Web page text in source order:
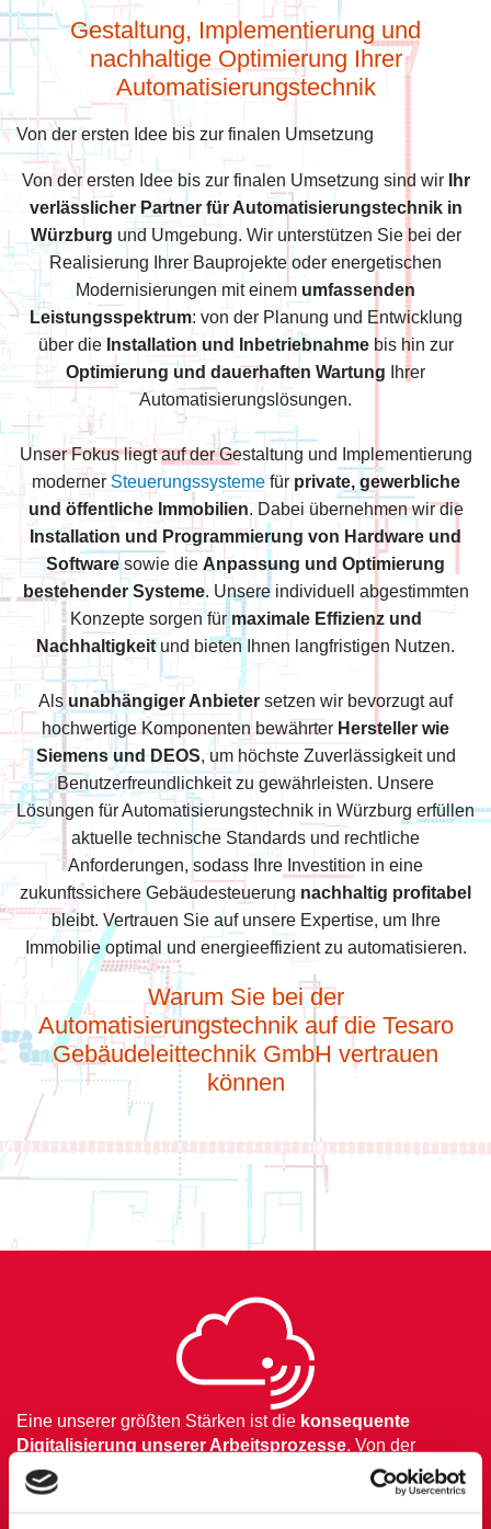
Gestaltung, Implementierung und
nachhaltige Optimierung Ihrer
Automatisierungstechnik
Von der ersten Idee bis zur finalen Umsetzung
Von der ersten Idee bis zur finalen Umsetzung sind wir
Ihr
verlässlicher Partner für Automatisierungstechnik in
Würzburg und Umgebung. Wir unterstützen Sie bei der
Realisierung Ihrer Bauprojekte oder energetischen
Modernisierungen mit einem umfassenden
Leistungsspektrum: von der Planung und Entwicklung
über die Installation und Inbetriebnahmebis hin zur
Optimierung und dauerhaften Wartung Ihrer
Automatisierungslösungen.
Unser Fokus liegt auf der Gestaltung und Implementierung
moderner Steuerungssystemefür private, gewerbliche
und öffentliche Immobilien. Dabei übernehmen wir die
Installation und Programmierung von Hardware und
Softwaresowie die Anpassung und Optimierung
bestehender Systeme. Unsere individuell abgestimmten
Konzepte sorgen fürmaximale Effizienz und
Nachhaltigkeitund bieten Ihnen langfristigen Nutzen.
Als unabhängiger Anbieter setzen wir bevorzugt auf
hochwertige Komponenten bewährter Hersteller wie
Siemens und DEOS, um höchste Zuverlässigkeit und
Benutzerfreundlichkeit zu gewährleisten. Unsere
Lösungen für Automatisierungstechnik in Würzburg erfüllen
aktuelle technische Standards und rechtliche
Anforderungen, sodass Ihre Investition in eine
zukunftssichere Gebäudesteuerung nachhaltig profitabel
bleibt. Vertrauen Sie auf unsere Expertise, um Ihre
Immobilie optimal und energieeffizient zu automatisieren.
Warum Sie bei der
Automatisierungstechnik auf die Tesaro
Gebäudeleittechnik GmbH vertrauen
können
Eine unserer größten Stärken ist die konsequente
Digitalisierung unserer Arbeitsprozesse. Von der
Planung bis zur Dokumentation setzen wir auf modernste
Technologien, um effiziente und transparente Abläufe zu
gewährleisten. Unsere Teams nutzen während des